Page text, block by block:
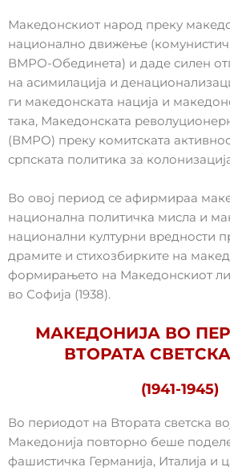
Македонскиот народ преку
национално движење
ВМРО-Обединета) и даде силен
на асимилација и
ги македонската нација и
така, Македонската
(ВМРО) преку комитската
српската политика за
Во овој период се афирмираа
национална политичка мисла и
национални културни вредности
драмите и стихозбирките на
формирањето на Македонскиот
во Софија (1938).
МАКЕДОНИЈА ВО
ВТОРАТА
(1941-1945)
Во периодот на Втората светска
Македонија повторно беше
фашистичка Германија, Италија и